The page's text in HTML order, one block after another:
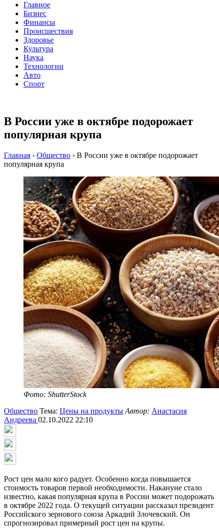
Главное
Бизнес
Финансы
Происшествия
Здоровье
Культура
Наука
Технологии
Авто
Спорт
В России уже в октябре подорожает
популярная крупа
Главная › Общество › В России уже в октябре подорожает
популярная крупа
Фото: ShutterStock
Общество Тема: Цены на продукты Автор: Анастасия
Андреева 02.10.2022 22:10
Рост цен мало кого радует. Особенно когда повышается
стоимость товаров первой необходимости. Накануне стало
известно, какая популярная крупа в России может подорожать
в октябре 2022 года. О текущей ситуации рассказал президент
Российского зернового союза Аркадий Злочевский. Он
спрогнозировал примерный рост цен на крупы.